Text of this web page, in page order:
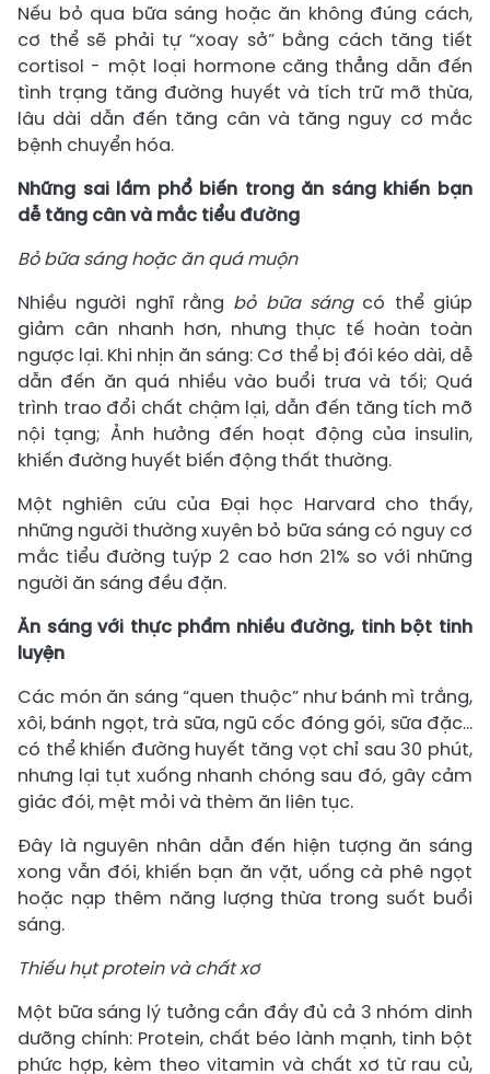
Nếu bỏ qua bữa sáng hoặc ăn không đúng cách,
cơ thể sẽ phải tự “xoay sở” bằng cách tăng tiết
cortisol - một loại hormone căng thẳng dẫn đến
tình trạng tăng đường huyết và tích trữ mỡ thừa,
lâu dài dẫn đến tăng cân và tăng nguy cơ mắc
bệnh chuyển hóa.
Những sai lầm phổ biến trong ăn sáng khiến bạn
dễ tăng cân và mắc tiểu đường
Bỏ bữa sáng hoặc ăn quá muộn
Nhiều người nghĩ rằng bỏ bữa sángcó thể giúp
giảm cân nhanh hơn, nhưng thực tế hoàn toàn
ngược lại. Khi nhịn ăn sáng: Cơ thể bị đói kéo dài, dễ
dẫn đến ăn quá nhiều vào buổi trưa và tối; Quá
trình trao đổi chất chậm lại, dẫn đến tăng tích mỡ
nội tạng; Ảnh hưởng đến hoạt động của insulin,
khiến đường huyết biến động thất thường.
Một nghiên cứu của Đại học Harvard cho thấy,
những người thường xuyên bỏ bữa sáng có nguy cơ
mắc tiểu đường tuýp 2 cao hơn 21% so với những
người ăn sáng đều đặn.
Ăn sáng với thực phẩm nhiều đường, tinh bột tinh
luyện
Các món ăn sáng “quen thuộc” như bánh mì trắng,
xôi, bánh ngọt, trà sữa, ngũ cốc đóng gói, sữa đặc…
có thể khiến đường huyết tăng vọt chỉ sau 30 phút,
nhưng lại tụt xuống nhanh chóng sau đó, gây cảm
giác đói, mệt mỏi và thèm ăn liên tục.
Đây là nguyên nhân dẫn đến hiện tượng ăn sáng
xong vẫn đói, khiến bạn ăn vặt, uống cà phê ngọt
hoặc nạp thêm năng lượng thừa trong suốt buổi
sáng.
Thiếu hụt protein và chất xơ
Một bữa sáng lý tưởng cần đầy đủ cả 3 nhóm dinh
dưỡng chính: Protein, chất béo lành mạnh, tinh bột
phức hợp, kèm theo vitamin và chất xơ từ rau củ,